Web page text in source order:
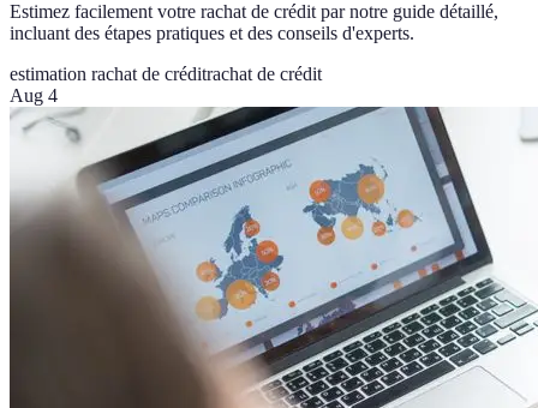
Estimez facilement votre rachat de crédit par notre guide détaillé,
incluant des étapes pratiques et des conseils d'experts.
estimation rachat de créditrachat de crédit
Aug 4